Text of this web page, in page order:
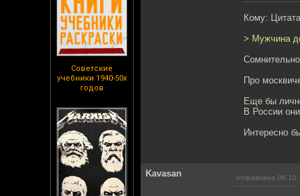
Советские
учебники 1940-50х
годов
Кому:
> Мужчина
Про
Еще бы
В России
Интересно
Kavasan отправлено